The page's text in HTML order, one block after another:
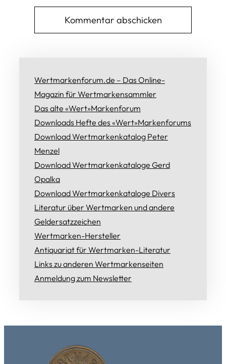
Wertmarkenforum.de – Das Online-
Magazin für Wertmarkensammler
Das alte «Wert»Markenforum
Downloads Hefte des «Wert»Markenforums
Download Wertmarkenkatalog Peter
Menzel
Download Wertmarkenkataloge Gerd
Opalka
Download Wertmarkenkataloge Divers
Literatur über Wertmarken und andere
Geldersatzzeichen
Wertmarken-Hersteller
Antiquariat für Wertmarken-Literatur
Links zu anderen Wertmarkenseiten
Anmeldung zum Newsletter